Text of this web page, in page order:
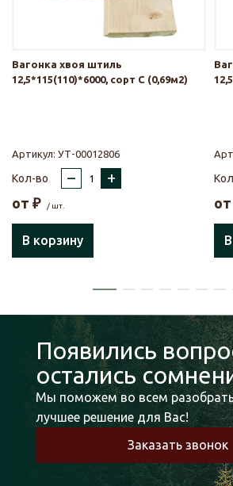
Вагонка хвоя штиль
12,5*115(110)*6000, сорт С (0,69м2)
Артикул: УТ-00012806
Кол-во – +
от ₽ / шт.
В корзину
от
Появились
остались
Мы поможем во всем
лучшее решение для Вас!
Заказать звонок